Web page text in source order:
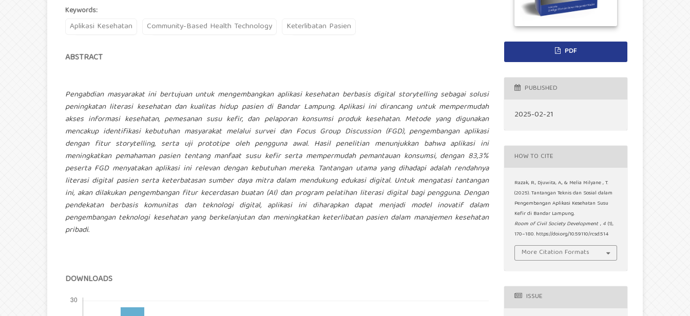
Keywords:
Aplikasi Kesehatan Community-Based Health Technology Keterlibatan Pasien
ABSTRACT
Pengabdian masyarakat ini bertujuan untuk mengembangkan aplikasi kesehatan berbasis digital storytelling sebagai solusi
peningkatan literasi kesehatan dan kualitas hidup pasien di Bandar Lampung. Aplikasi ini dirancang untuk mempermudah
akses informasi kesehatan, pemesanan susu kefir, dan pelaporan konsumsi produk kesehatan. Metode yang digunakan
mencakup identifikasi kebutuhan masyarakat melalui survei dan Focus Group Discussion (FGD), pengembangan aplikasi
dengan fitur storytelling, serta uji prototipe oleh pengguna awal. Hasil penelitian menunjukkan bahwa aplikasi ini
meningkatkan pemahaman pasien tentang manfaat susu kefir serta mempermudah pemantauan konsumsi, dengan 83,3%
peserta FGD menyatakan aplikasi ini relevan dengan kebutuhan mereka. Tantangan utama yang dihadapi adalah rendahnya
literasi digital pasien serta keterbatasan sumber daya mitra dalam mendukung edukasi digital. Untuk mengatasi tantangan
ini, akan dilakukan pengembangan fitur kecerdasan buatan (AI) dan program pelatihan literasi digital bagi pengguna. Dengan
pendekatan berbasis komunitas dan teknologi digital, aplikasi ini diharapkan dapat menjadi model inovatif dalam
pengembangan teknologi kesehatan yang berkelanjutan dan meningkatkan keterlibatan pasien dalam manajemen kesehatan
pribadi.
DOWNLOADS
PDF
PUBLISHED
2025-02-21
HOW TO CITE
Razak, R., Djuwita, A., & Melia Milyane , T.
(2025). Tantangan Teknis dan Sosial dalam
Pengembangan Aplikasi Kesehatan Susu
Kefir di Bandar Lampung.
Room of Civil Society Development , 4 (1),
170–180. https://doi.org/10.59110/rcsd.514
More Citation Formats
ISSUE